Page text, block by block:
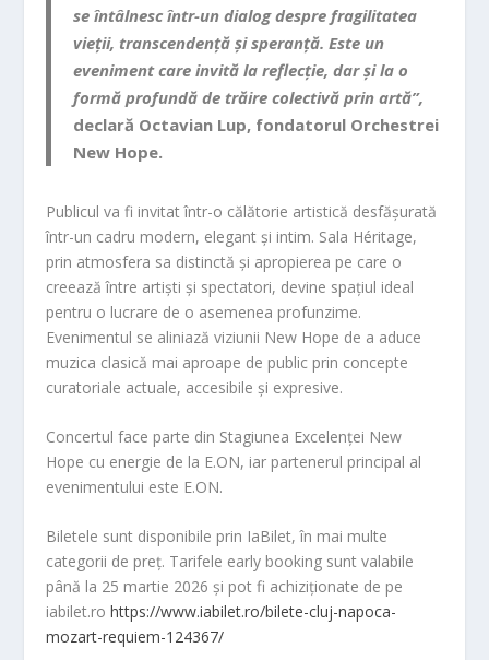
se întâlnesc într-un dialog despre fragilitatea
vieții, transcendență și speranță. Este un
eveniment care invită la reflecție, dar și la o
formă profundă de trăire colectivă prin artă”,
declară Octavian Lup, fondatorul Orchestrei
New Hope.
Publicul va fi invitat într-o călătorie artistică desfășurată
într-un cadru modern, elegant și intim. Sala Héritage,
prin atmosfera sa distinctă și apropierea pe care o
creează între artiști și spectatori, devine spațiul ideal
pentru o lucrare de o asemenea profunzime.
Evenimentul se aliniază viziunii New Hope de a aduce
muzica clasică mai aproape de public prin concepte
curatoriale actuale, accesibile și expresive.
Concertul face parte din Stagiunea Excelenței New
Hope cu energie de la E.ON, iar partenerul principal al
evenimentului este E.ON.
Biletele sunt disponibile prin IaBilet, în mai multe
categorii de preț. Tarifele early booking sunt valabile
până la 25 martie 2026 și pot fi achiziționate de pe
iabilet.rohttps://www.iabilet.ro/bilete-cluj-napoca-
mozart-requiem-124367/